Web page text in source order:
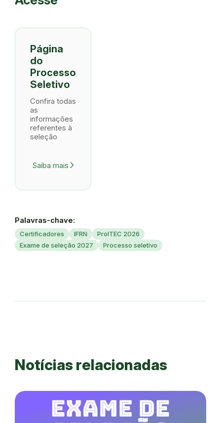
Página
do
Processo
Seletivo
Confira todas
as
informações
referentes à
seleção
Saiba mais arrow_forward_ios
Palavras-chave:
Certificadores IFRN
ProITEC 2026
Exame de seleção 2027
Processo seletivo
Notícias relacionadas